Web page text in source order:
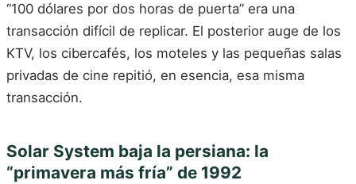
“100 dólares por dos horas de puerta” era una
transacción difícil de replicar. El posterior auge de los
KTV, los cibercafés, los moteles y las pequeñas salas
privadas de cine repitió, en esencia, esa misma
transacción.
Solar System baja la persiana: la
“primavera más fría” de 1992